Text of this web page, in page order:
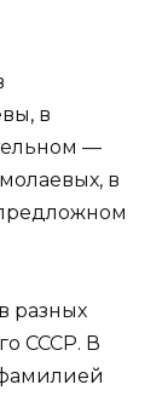
в
—
в
разных
СССР. В